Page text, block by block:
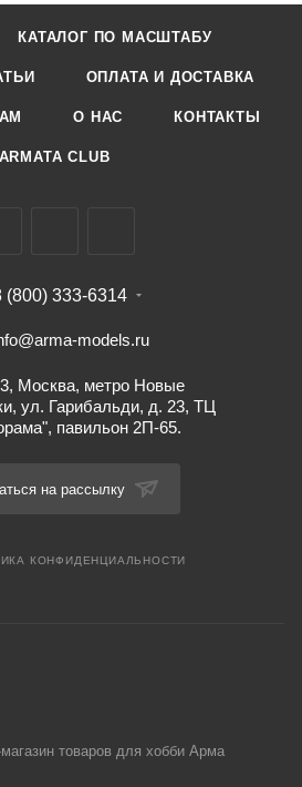
КАТАЛОГ ПО МАСШТАБУ
ОПЛАТА И ДОСТАВКА
О НАС КОНТАКТЫ
ARMATA CLUB
(800) 333-6314
models.ru
Москва, метро Новые
ул. Гарибальди, д. 23, ТЦ
павильон 2П-65.
на рассылку
КОНФИДЕНЦИАЛЬНОСТИ
товаров для хобби Арма